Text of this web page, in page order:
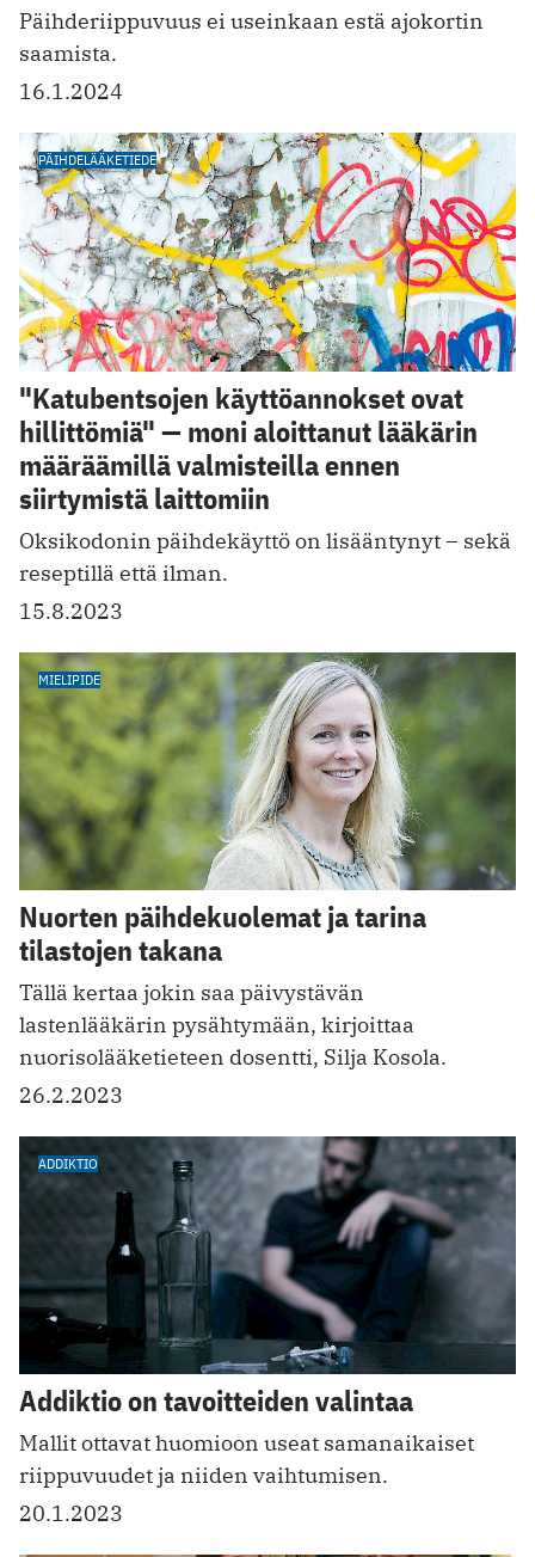
Päihderiippuvuus ei useinkaan estä ajokortin
saamista.
16.1.2024
PÄIHDELÄÄKETIEDE
"Katubentsojen käyttöannokset ovat
hillittömiä" — moni aloittanut lääkärin
määräämillä valmisteilla ennen
siirtymistä laittomiin
Oksikodonin päihdekäyttö on lisääntynyt – sekä
reseptillä että ilman.
15.8.2023
MIELIPIDE
Nuorten päihdekuolemat ja tarina
tilastojen takana
Tällä kertaa jokin saa päivystävän
lastenlääkärin pysähtymään, kirjoittaa
nuorisolääketieteen dosentti, Silja Kosola.
26.2.2023
ADDIKTIO
Addiktio on tavoitteiden valintaa
Mallit ottavat huomioon useat samanaikaiset
riippuvuudet ja niiden vaihtumisen.
20.1.2023